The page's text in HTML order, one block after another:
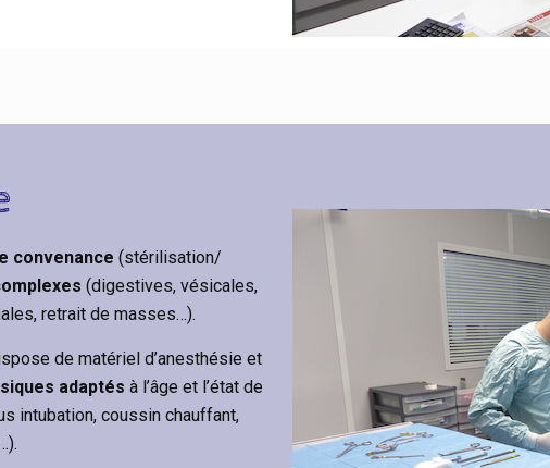
convenance (stérilisation/
(digestives, vésicales,
retrait de masses…).
de matériel d’anesthésie et
adaptés à l’âge et l’état de
intubation, coussin chauffant,